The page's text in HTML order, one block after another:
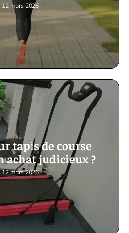
12 mars 2026
tapis de course
achat judicieux ?
12 mars 2026